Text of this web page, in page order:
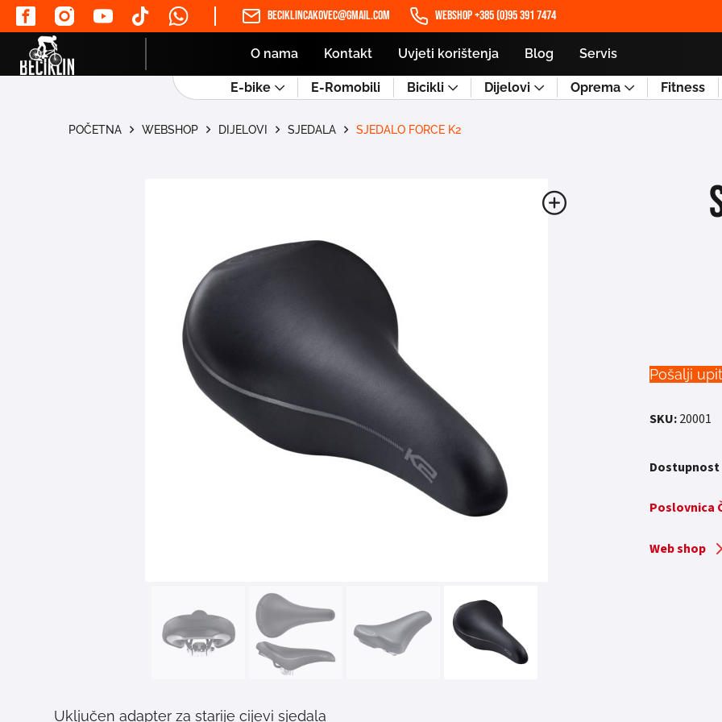
beciklincakovec@gmail.com WEBSHOP +385 (0)95 391 7474
O nama Kontakt Uvjeti korištenja Blog Servis
E-bike E-Romobili Bicikli Dijelovi Oprema Fitness
POČETNA WEBSHOP DIJELOVI SJEDALA SJEDALO FORCE K2
Uključen adapter za starije cijevi sjedala
Pošalji upit
SKU:20001
Dostupnost
Poslovnica
Web shop